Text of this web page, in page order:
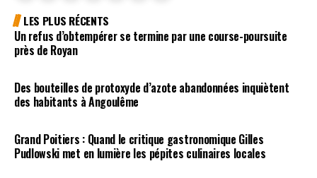
LES PLUS RÉCENTS
Un refus d’obtempérer se termine par une course-poursuite
près de Royan
Des bouteilles de protoxyde d’azote abandonnées inquiètent
des habitants à Angoulême
Grand Poitiers : Quand le critique gastronomique Gilles
Pudlowski met en lumière les pépites culinaires locales